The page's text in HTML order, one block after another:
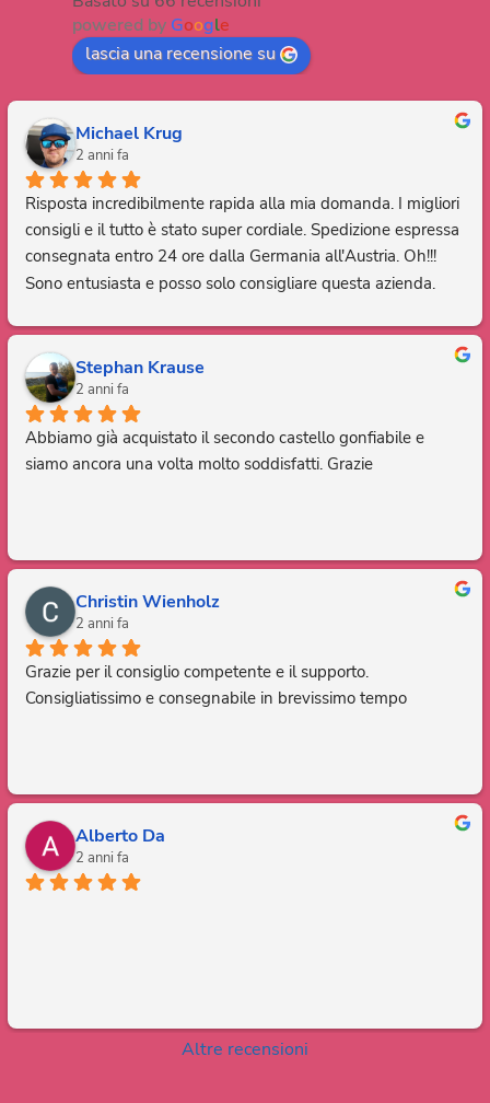
powered by Google
lascia una recensione su
Michael Krug
2 anni fa
Risposta incredibilmente rapida alla mia domanda. I migliori
consigli e il tutto è stato super cordiale. Spedizione espressa
consegnata entro 24 ore dalla Germania all'Austria. Oh!!!
Sono entusiasta e posso solo consigliare questa azienda.
Stephan Krause
2 anni fa
Abbiamo già acquistato il secondo castello gonfiabile e
siamo ancora una volta molto soddisfatti. Grazie
Christin Wienholz
2 anni fa
Grazie per il consiglio competente e il supporto.
Consigliatissimo e consegnabile in brevissimo tempo
Alberto Da
2 anni fa
Altre recensioni